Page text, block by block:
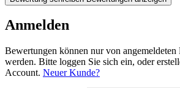
Anmelden
Bewertungen können nur von angemeldeten
werden. Bitte loggen Sie sich ein, oder
Account. Neuer Kunde?